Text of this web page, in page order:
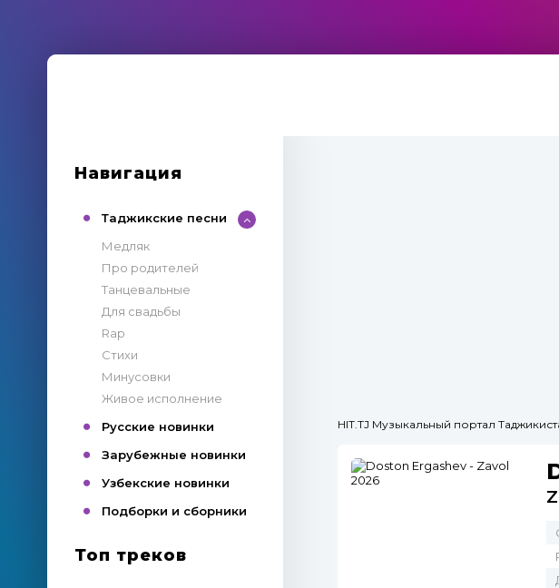
Навигация
Таджикские песни
Медляк
Про родителей
Танцевальные
Для свадьбы
Rap
Стихи
Минусовки
Живое исполнение
Русские новинки
Зарубежные новинки
Узбекские новинки
Подборки и сборники
Топ треков
HIT.TJ Музыкальный портал